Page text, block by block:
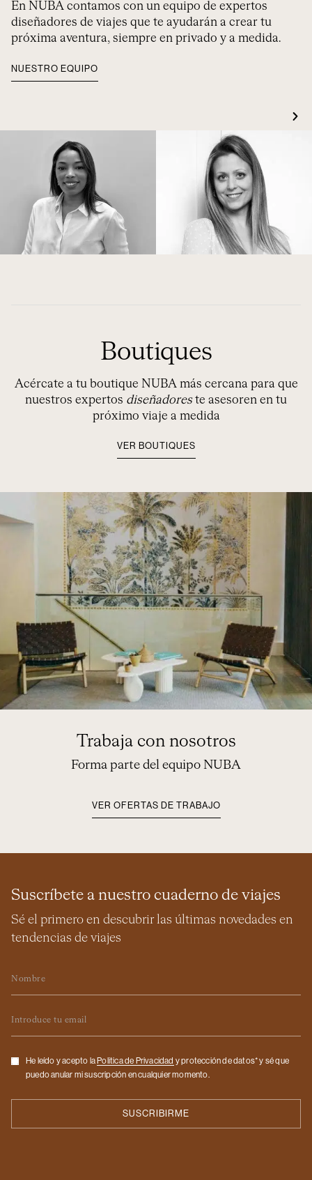
En NUBA contamos con un equipo de expertos
diseñadores de viajes que te ayudarán a crear tu
próxima aventura, siempre en privado y a medida.
NUESTRO EQUIPO
Boutiques
Acércate a tu boutique NUBA más cercana para que
nuestros expertos diseñadores te asesoren en tu
próximo viaje a medida
VER BOUTIQUES
Trabaja con nosotros
Forma parte del equipo NUBA
VER OFERTAS DE TRABAJO
Suscríbete a nuestro cuaderno de viajes
Sé el primero en descubrir las últimas novedades en
tendencias de viajes
Checkbox
He leído y acepto la Politica de Privacidad y protección de datos* y sé que
puedo anular mi suscripción en cualquier momento.